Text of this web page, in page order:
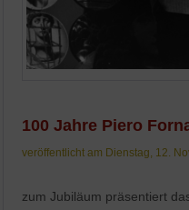
100 Jahre Piero
veröffentlicht am Dienstag, 12.
zum Jubiläum präsentiert